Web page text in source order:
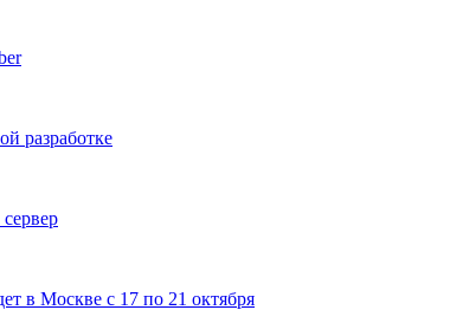
разработке
в Москве с 17 по 21 октября